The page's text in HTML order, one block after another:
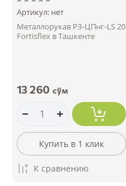
Артикул: нет
Металлорукав РЗ-ЦПнг-LS 20
Fortisflex в Ташкенте
13 260 сўм
Купить в 1 клик
К сравнению